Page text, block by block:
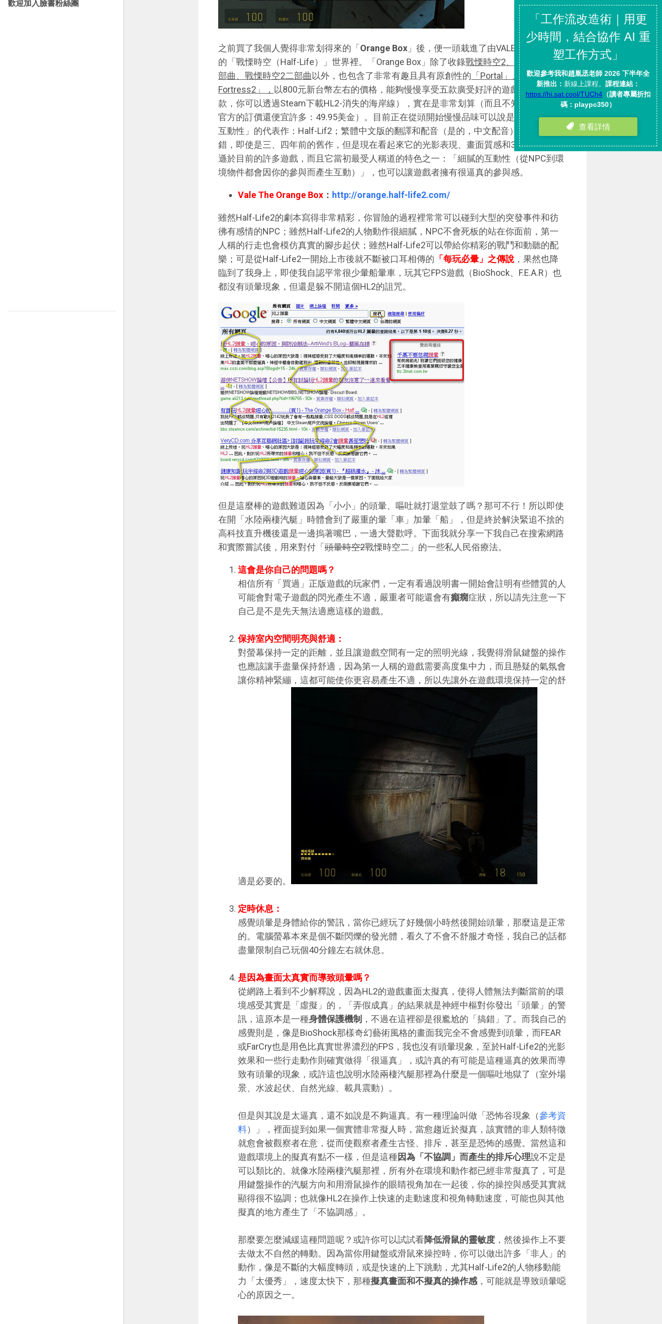
之前買了我個人覺得非常划得來的「 Orange Box 」後，便一頭栽進了由VALE所精心策劃
的「戰慄時空（Half-Life）」世界裡。「Orange Box」除了收錄戰慄時空2、戰慄時空2首
部曲、戰慄時空2二部曲 以外，也包含了非常有趣且具有原創性的 「Portal」、「Team
Fortress2」， 以800元新台幣左右的價格，能夠慢慢享受五款廣受好評的遊戲（其實是6
款，你可以透過Steam下載HL2-消失的海岸線），實在是非常划算（而且不知道為什麼比
官方的訂價還便宜許多：49.95美金）。目前正在從頭開始慢慢品味可以說是開創「真實
互動性」的代表作：Half-Lif2；繁體中文版的翻譯和配音（是的，中文配音）都做得還不
錯，即使是三、四年前的舊作，但是現在看起來它的光影表現、畫面質感和3D技術仍然不
遜於目前的許多遊戲，而且它當初最受人稱道的特色之一：「細膩的互動性（從NPC到環
境物件都會因你的參與而產生互動）」，也可以讓遊戲者擁有很逼真的參與感。
Vale The Orange Box ： http://orange.half-life2.com/
雖然Half-Life2的劇本寫得非常精彩，你冒險的過程裡常常可以碰到大型的突發事件和彷
彿有感情的NPC；雖然Half-Life2的人物動作很細膩，NPC不會死板的站在你面前，第一
人稱的行走也會模仿真實的腳步起伏；雖然Half-Life2可以帶給你精彩的戰鬥和動聽的配
樂；可是從Half-Life2一開始上市後就不斷被口耳相傳的 「每玩必暈」之傳說 ，果然也降
臨到了我身上，即使我自認平常很少暈船暈車，玩其它FPS遊戲（BioShock、F.E.A.R）也
都沒有頭暈現象，但還是躲不開這個HL2的詛咒。
但是這麼棒的遊戲難道因為「小小」的頭暈、嘔吐就打退堂鼓了嗎？那可不行！所以即使
在開「水陸兩棲汽艇」時體會到了嚴重的暈「車」加暈「船」，但是終於解決緊追不捨的
高科技直升機後還是一邊摀著嘴巴，一邊大聲歡呼。下面我就分享一下我自己在搜索網路
和實際嘗試後，用來對付「 頭暈時空2戰慄時空二」的一些私人民俗療法。
這會是你自己的問題嗎？
相信所有「買過」正版遊戲的玩家們，一定有看過說明書一開始會註明有些體質的人
可能會對電子遊戲的閃光產生不適，嚴重者可能還會有癲癇症狀，所以請先注意一下
自己是不是先天無法適應這樣的遊戲。
保持室內空間明亮與舒適：
對螢幕保持一定的距離，並且讓遊戲空間有一定的照明光線，我覺得滑鼠鍵盤的操作
也應該讓手盡量保持舒適，因為第一人稱的遊戲需要高度集中力，而且懸疑的氣氛會
讓你精神緊繃，這都可能使你更容易產生不適，所以先讓外在遊戲環境保持一定的舒
適是必要的。
定時休息：
感覺頭暈是身體給你的警訊，當你已經玩了好幾個小時然後開始頭暈，那麼這是正常
的。電腦螢幕本來是個不斷閃爍的發光體，看久了不會不舒服才奇怪，我自己的話都
盡量限制自己玩個40分鐘左右就休息。
是因為畫面太真實而導致頭暈嗎？
從網路上看到不少解釋說，因為HL2的遊戲畫面太擬真，使得人體無法判斷當前的環
境感受其實是「虛擬」的，「弄假成真」的結果就是神經中樞對你發出「頭暈」的警
訊，這原本是一種身體保護機制 ，不過在這裡卻是很尷尬的「搞錯」了。而我自己的
感覺則是，像是BioShock那樣奇幻藝術風格的畫面我完全不會感覺到頭暈，而FEAR
或FarCry也是用色比真實世界濃烈的FPS，我也沒有頭暈現象，至於Half-Life2的光影
效果和一些行走動作則確實做得「很逼真」，或許真的有可能是這種逼真的效果而導
致有頭暈的現象，或許這也說明水陸兩棲汽艇那裡為什麼是一個嘔吐地獄了（室外場
景、水波起伏、自然光線、載具震動）。
但是與其說是太逼真，還不如說是不夠逼真。有一種理論叫做「恐怖谷現象（參考資
料）」，裡面提到如果一個實體非常擬人時，當愈趨近於擬真，該實體的非人類特徵
就愈會被觀察者在意，從而使觀察者產生古怪、排斥，甚至是恐怖的感覺。當然這和
遊戲環境上的擬真有點不一樣，但是這種因為「不協調」而產生的排斥心理說不定是
可以類比的。就像水陸兩棲汽艇那裡，所有外在環境和動作都已經非常擬真了，可是
用鍵盤操作的汽艇方向和用滑鼠操作的眼睛視角加在一起後，你的操控與感受其實就
顯得很不協調；也就像HL2在操作上快速的走動速度和視角轉動速度，可能也與其他
擬真的地方產生了「不協調感」。
那麼要怎麼減緩這種問題呢？或許你可以試試看降低滑鼠的靈敏度 ，然後操作上不要
去做太不自然的轉動。因為當你用鍵盤或滑鼠來操控時，你可以做出許多「非人」的
動作，像是不斷的大幅度轉頭，或是快速的上下跳動，尤其Half-Life2的人物移動能
力「太優秀」，速度太快下，那種擬真畫面和不擬真的操作感 ，可能就是導致頭暈噁
心的原因之一。
歡迎加入臉書粉絲團